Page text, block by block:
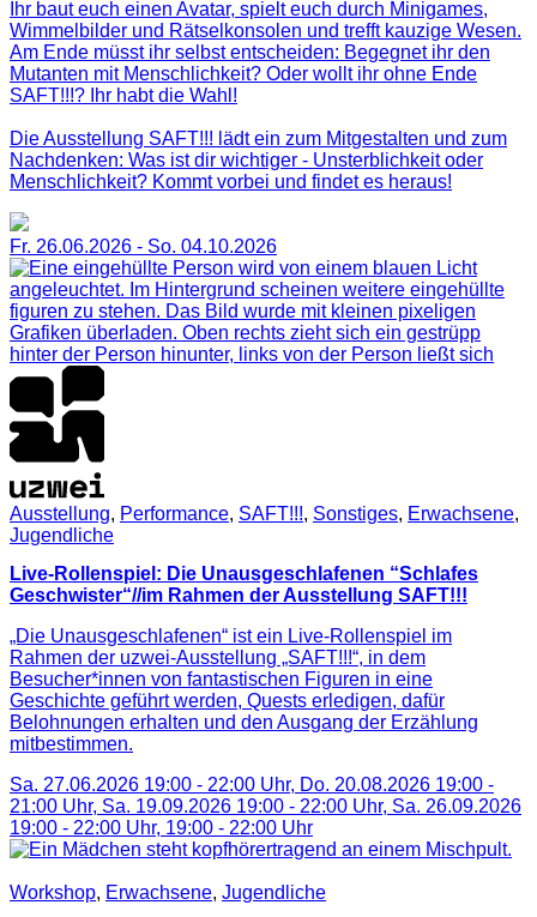
Ihr baut euch einen Avatar, spielt euch durch Minigames,
Wimmelbilder und Rätselkonsolen und trefft kauzige Wesen.
Am Ende müsst ihr selbst entscheiden: Begegnet ihr den
Mutanten mit Menschlichkeit? Oder wollt ihr ohne Ende
SAFT!!!? Ihr habt die Wahl!
Die Ausstellung SAFT!!! lädt ein zum Mitgestalten und zum
Nachdenken: Was ist dir wichtiger - Unsterblichkeit oder
Menschlichkeit? Kommt vorbei und findet es heraus!
Fr. 26.06.2026 - So. 04.10.2026
Ausstellung, Performance, SAFT!!!, Sonstiges, Erwachsene,
Jugendliche
Live-Rollenspiel: Die Unausgeschlafenen “Schlafes
Geschwister“//im Rahmen der Ausstellung SAFT!!!
„Die Unausgeschlafenen“ ist ein Live-Rollenspiel im
Rahmen der uzwei-Ausstellung „SAFT!!!“, in dem
Besucher*innen von fantastischen Figuren in eine
Geschichte geführt werden, Quests erledigen, dafür
Belohnungen erhalten und den Ausgang der Erzählung
mitbestimmen.
Sa. 27.06.2026 19:00 - 22:00 Uhr, Do. 20.08.2026 19:00 -
21:00 Uhr, Sa. 19.09.2026 19:00 - 22:00 Uhr, Sa. 26.09.2026
19:00 - 22:00 Uhr, 19:00 - 22:00 Uhr
Workshop, Erwachsene, Jugendliche